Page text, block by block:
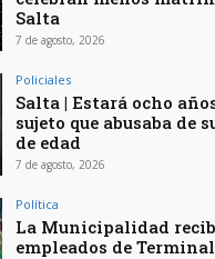
Salta
7 de agosto, 2026
Policiales
Salta | Estará ocho
sujeto que abusaba de
de edad
7 de agosto, 2026
Política
La Municipalidad
empleados de